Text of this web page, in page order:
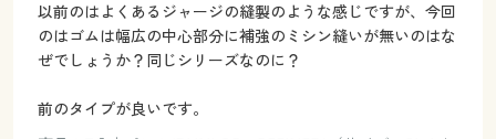
以前のはよくあるジャージの縫製のような感じですが、今回
のはゴムは幅広の中心部分に補強のミシン縫いが無いのはな
ぜでしょうか？同じシリーズなのに？
前のタイプが良いです。